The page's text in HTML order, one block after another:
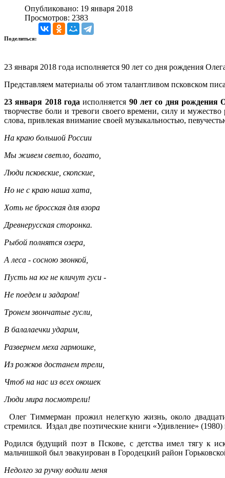
Опубликовано: 19 января 2018
Просмотров: 2383
Поделиться:
23 января 2018 года исполняется 90 лет со дня рождения
Представляем материалы об этом талантливом псковском
23 января 2018 года исполняется 90 лет со дня рождения
творчестве боли и тревоги своего времени, силу и
слова, привлекая внимание своей музыкальностью,
На краю большой России
Мы живем светло, богато,
Люди псковские, скопские,
Но не с краю наша хата,
Хоть не бросская для взора
Древнерусская сторонка.
Рыбой полнятся озера,
А леса - сосною звонкой,
Пусть на юг не кличут гуси -
Не поедем и задаром!
Тронем звончатые гусли,
В балалаечки ударим,
Развернем меха гармошке,
Из рожков достанем трели,
Чтоб на нас из всех окошек
Люди мира посмотрели!
Олег Тиммерман прожил нелегкую жизнь, около
стремился. Издал две поэтические книги «Удивление»
Родился будущий поэт в Пскове, с детства имел тягу к
мальчишкой был эвакуирован в Городецкий район
Недолго за ручку водили меня